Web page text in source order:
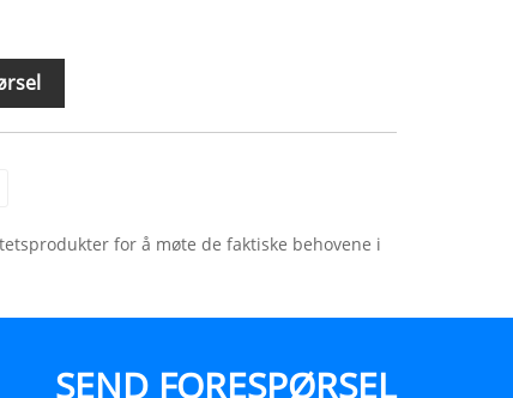
for å møte de faktiske behovene i
SEND FORESPØRSEL